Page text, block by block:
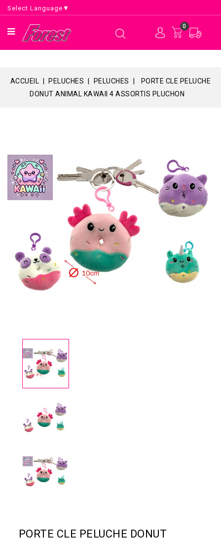
Select Language ▼
0
ACCUEIL PELUCHES PELUCHES
PORTE CLE PELUCHE
DONUT ANIMAL KAWAII 4 ASSORTIS PLUCHON
PORTE CLE PELUCHE DONUT